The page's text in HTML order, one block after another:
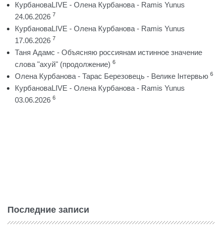
КурбановаLIVE - Олена Курбанова - Ramis Yunus
24.06.2026 7
КурбановаLIVE - Олена Курбанова - Ramis Yunus
17.06.2026 7
Таня Адамс - Объясняю россиянам истинное значение
слова "ахуй" (продолжение) 6
Олена Курбанова - Тарас Березовець - Велике Інтервью 6
КурбановаLIVE - Олена Курбанова - Ramis Yunus
03.06.2026 6
Последние записи